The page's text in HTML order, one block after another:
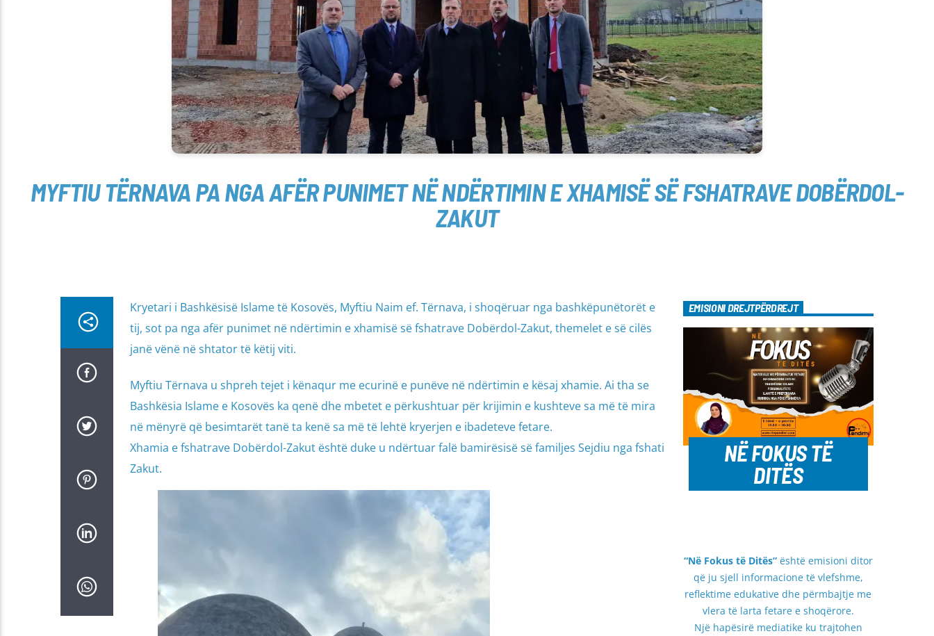
MYFTIU TËRNAVA PA NGA AFËR PUNIMET NË NDËRTIMIN E XHAMISË SË FSHATRAVE DOBËRDOL-
ZAKUT
Kryetari i Bashkësisë Islame të Kosovës, Myftiu Naim ef. Tërnava, i shoqëruar nga bashkëpunëtorët e
tij, sot pa nga afër punimet në ndërtimin e xhamisë së fshatrave Dobërdol-Zakut, themelet e së cilës
janë vënë në shtator të këtij viti.
Myftiu Tërnava u shpreh tejet i kënaqur me ecurinë e punëve në ndërtimin e kësaj xhamie. Ai tha se
Bashkësia Islame e Kosovës ka qenë dhe mbetet e përkushtuar për krijimin e kushteve sa më të mira
në mënyrë që besimtarët tanë ta kenë sa më të lehtë kryerjen e ibadeteve fetare.
Xhamia e fshatrave Dobërdol-Zakut është duke u ndërtuar falë bamirësisë së familjes Sejdiu nga fshati
Zakut.
EMISIONI DREJTPËRDREJT
NË FOKUS TË
DITËS
“Në Fokus të Ditës”është emisioni ditor
që ju sjell informacione të vlefshme,
reflektime edukative dhe përmbajtje me
vlera të larta fetare e shoqërore.
Një hapësirë mediatike ku trajtohen